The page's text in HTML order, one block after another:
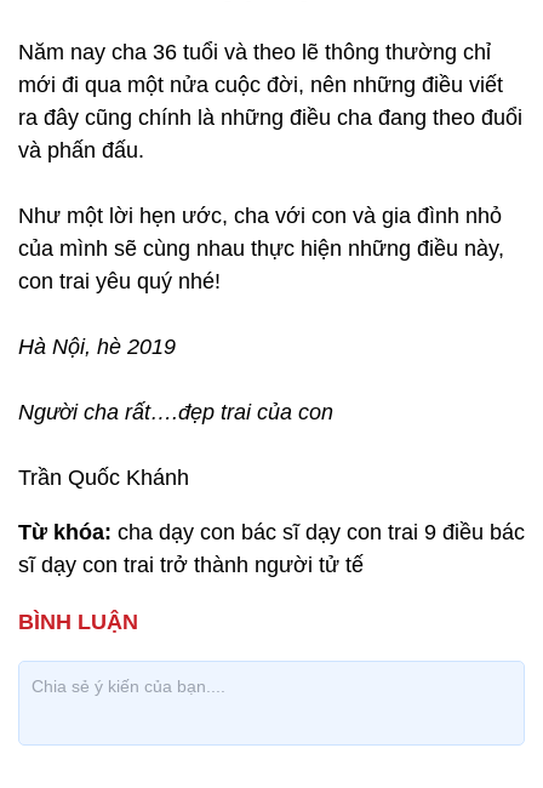
Năm nay cha 36 tuổi và theo lẽ thông thường chỉ
mới đi qua một nửa cuộc đời, nên những điều viết
ra đây cũng chính là những điều cha đang theo đuổi
và phấn đấu.
Như một lời hẹn ước, cha với con và gia đình nhỏ
của mình sẽ cùng nhau thực hiện những điều này,
con trai yêu quý nhé!
Hà Nội, hè 2019
Người cha rất….đẹp trai của con
Trần Quốc Khánh
Từ khóa: cha dạy con bác sĩ dạy con trai 9 điều bác
sĩ dạy con trai trở thành người tử tế